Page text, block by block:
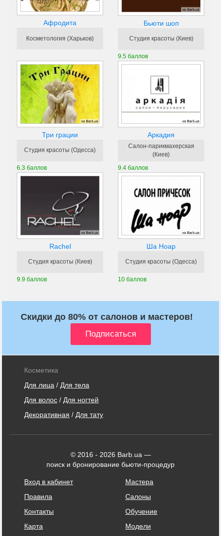
Афродита
Косметология (Харьков)
Бьюти шоп
Студия красоты (Киев)
9.5 баллов
Три грации
Студия красоты (Одесса)
6.3 баллов
Аркадия
Салон-парикмахерская
(Киев)
9.4 баллов
Rachel
Студия красоты (Киев)
9.9 баллов
Ша Ноар
Студия красоты (Одесса)
10 баллов
Скидки до 80% от салонов и мастеров!
Косметика
Для лица / Для тела
Для волос / Для ногтей
Декоративная / Для тату
© 2016 - 2026 Barb.ua —
поиск и бронирование бьюти-процедур
Вход в кабинет
Правила
Контакты
Карта
Мастера
Салоны
Обучение
Модели